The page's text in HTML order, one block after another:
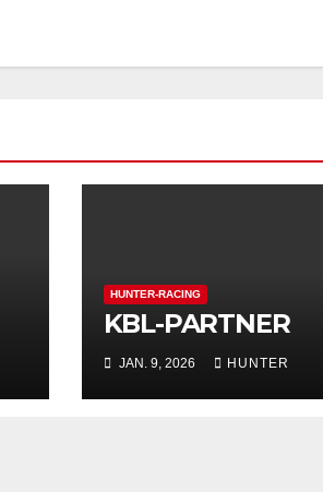
HUNTER-RACING
KBL-PARTNER
JAN. 9, 2026 HUNTER